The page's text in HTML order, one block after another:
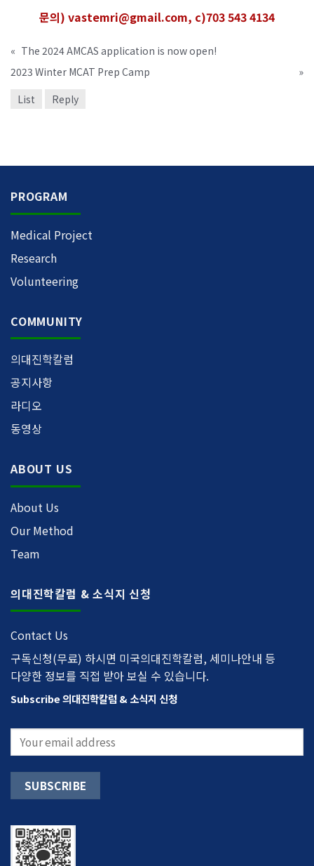
문의) vastemri@gmail.com, c)703 543 4134
« The 2024 AMCAS application is now open!
2023 Winter MCAT Prep Camp
»
List
Reply
PROGRAM
Medical Project
Research
Volunteering
COMMUNITY
의대진학칼럼
공지사항
라디오
동영상
ABOUT US
About Us
Our Method
Team
의대진학칼럼 & 소식지 신청
Contact Us
구독신청(무료) 하시면 미국의대진학칼럼, 세미나안내 등
다양한 정보를 직접 받아 보실 수 있습니다.
Subscribe 의대진학칼럼 & 소식지 신청